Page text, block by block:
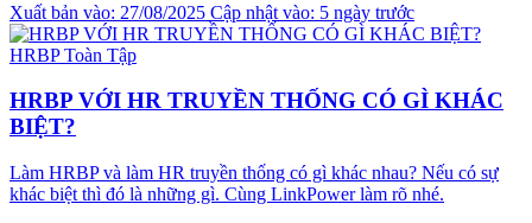
Xuất bản vào: 27/08/2025 Cập nhật vào: 5 ngày trước
HRBP Toàn Tập
HRBP VỚI HR TRUYỀN THỐNG CÓ GÌ KHÁC
BIỆT?
Làm HRBP và làm HR truyền thống có gì khác nhau? Nếu có sự
khác biệt thì đó là những gì. Cùng LinkPower làm rõ nhé.